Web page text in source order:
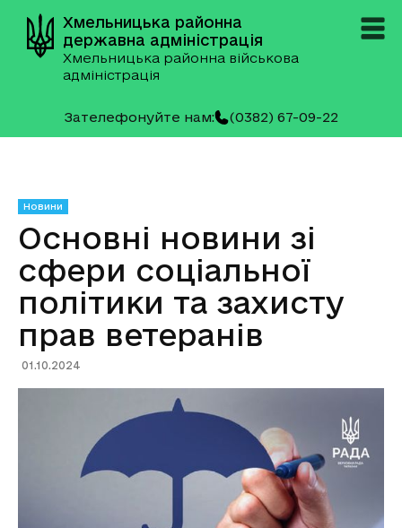
Хмельницька районна
державна адміністрація
Хмельницька районна військова
адміністрація
Зателефонуйте нам: (0382) 67-09-22
Новини
Основні новини зі
сфери соціальної
політики та захисту
прав ветеранів
01.10.2024